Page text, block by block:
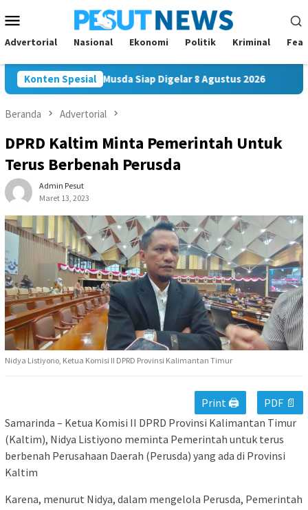
ke
kontenMobile
Advertorial Nasional Ekonomi Politik Kriminal
Konten Spesial
Musda Siap Digelar 8 Agustus 2026 Bawaslu
Beranda Advertorial
DPRD Kaltim Minta Pemerintah Untuk
Terus Berbenah Perusda
Admin Pesut
Maret 13, 2023
Nidya Listiyono, Ketua Komisi II DPRD Provinsi Kalimantan Timur
Print 🖨
PDF 📄
Samarinda – Ketua Komisi II DPRD Provinsi Kalimantan Timur
(Kaltim), Nidya Listiyono meminta Pemerintah untuk terus
berbenah Perusahaan Daerah (Perusda) yang ada di Provinsi
Kaltim
Karena, menurut Nidya, dalam mengelola Perusda, Pemerintah